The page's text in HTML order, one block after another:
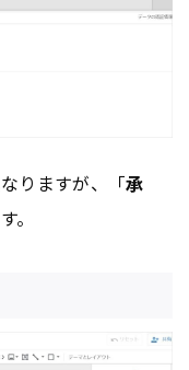
りますが、「承
。